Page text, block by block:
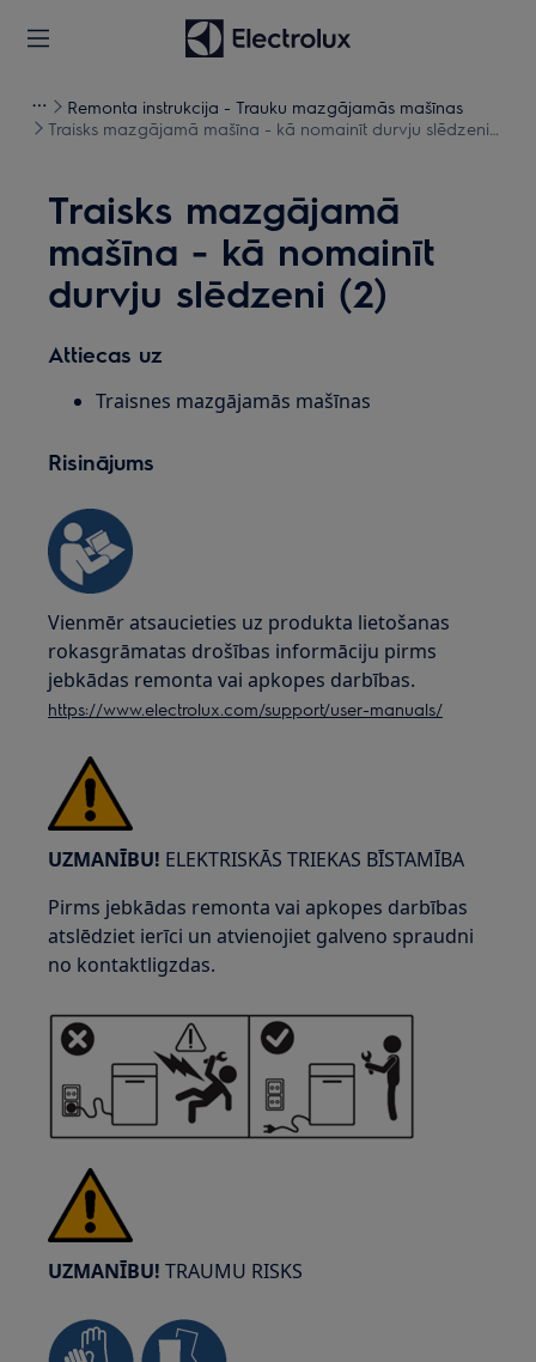
Remonta instrukcija - Trauku mazgājamās mašīnas
Traisks mazgājamā mašīna - kā nomainīt durvju slēdzeni
Traisks mazgājamā
mašīna - kā nomainīt
durvju slēdzeni (2)
Attiecas uz
Traisnes mazgājamās mašīnas
Risinājums
Vienmēr atsaucieties uz produkta lietošanas
rokasgrāmatas drošības informāciju pirms
jebkādas remonta vai apkopes darbības.
https://www.electrolux.com/support/user-manuals/
UZMANĪBU! ELEKTRISKĀS TRIEKAS BĪSTAMĪBA
Pirms jebkādas remonta vai apkopes darbības
atslēdziet ierīci un atvienojiet galveno spraudni
no kontaktligzdas.
UZMANĪBU! TRAUMU RISKS